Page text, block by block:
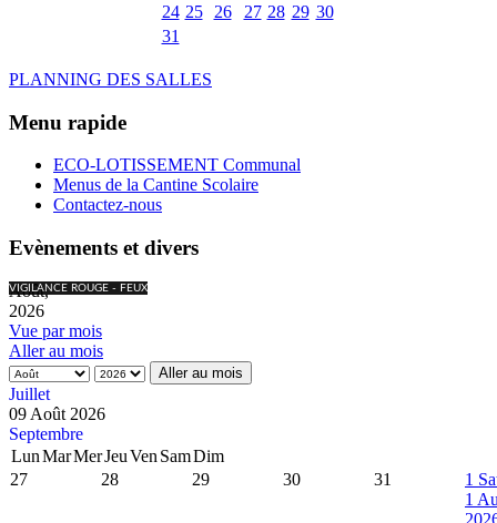
24 25 26 27 28 29 30
31
PLANNING DES SALLES
Menu rapide
ECO-LOTISSEMENT Communal
Menus de la Cantine Scolaire
Contactez-nous
Evènements et divers
VIGILANCE ROUGE - FEUX
Août,
2026
Vue par mois
Aller au mois
Aller au mois
Juillet
09 Août 2026
Septembre
LunMarMerJeuVen SamDim
27
28 29 30 31 1
1